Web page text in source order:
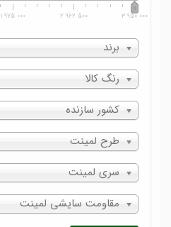
1 975 000 2 962 500 3 950 000
برند
رنگ کالا
کشور سازنده
طرح لمینت
سری لمینت
مقاومت سایشی لمینت